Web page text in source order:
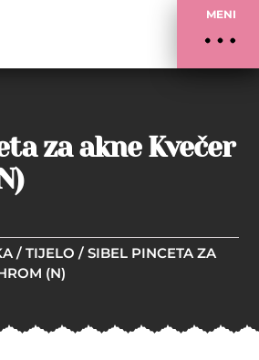
MENI
za akne Kvečer
/TIJELO / SIBEL PINCETA ZA
(N)